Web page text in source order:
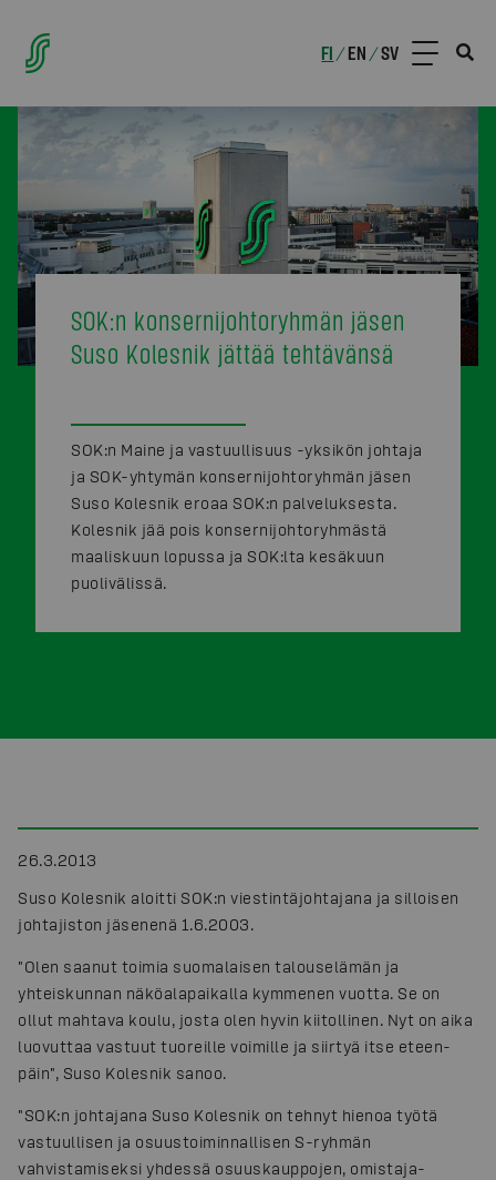
FI /EN /SV
SOK:n konsernijohtoryhmän jäsen
Suso Kolesnik jättää tehtävänsä
SOK:n Maine ja vastuullisuus -yksikön johtaja
ja SOK-yhtymän konsernijohtoryhmän jäsen
Suso Kolesnik eroaa SOK:n palveluksesta.
Kolesnik jää pois konsernijohtoryhmästä
maaliskuun lopussa ja SOK:lta kesäkuun
puolivälissä.
26.3.2013
Suso Kolesnik aloitti SOK:n viestintäjohtajana ja silloisen
johtajiston jäsenenä 1.6.2003.
"Olen saanut toimia suomalaisen talouselämän ja
yhteiskunnan näköalapaikalla kymmenen vuotta. Se on
ollut mahtava koulu, josta olen hyvin kiitollinen. Nyt on aika
luovuttaa vastuut tuoreille voimille ja siirtyä itse eteen­
päin", Suso Kolesnik sanoo.
"SOK:n johtajana Suso Kolesnik on tehnyt hienoa työtä
vastuullisen ja osuus­toiminnallisen S-ryhmän
vahvistamiseksi yhdessä osuuskauppojen, omistaja­